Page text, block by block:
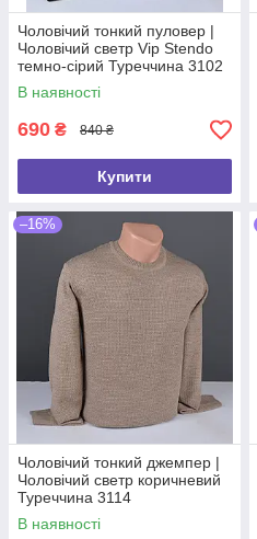
Чоловічий тонкий пуловер |
Чоловічий светр Vip Stendo
темно-сірий Туреччина 3102
В наявності
690 ₴ 840 ₴
Купити
–16%
Чоловічий тонкий джемпер |
Чоловічий светр коричневий
Туреччина 3114
В наявності